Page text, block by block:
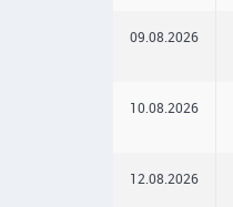
09.08.2026
10.08.2026
12.08.2026